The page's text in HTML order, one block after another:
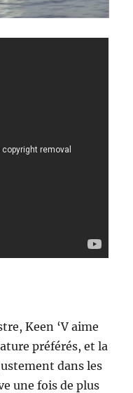
Keen ‘V aime
préférés, et la
dans les
une fois de plus